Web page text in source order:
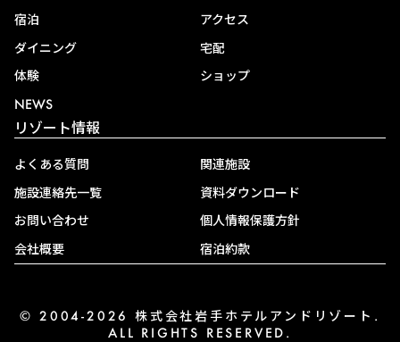
宿泊
ダイニング
体験
NEWS
アクセス
宅配
ショップ
リゾート情報
よくある質問
施設連絡先一覧
お問い合わせ
会社概要
関連施設
資料ダウンロード
個人情報保護方針
宿泊約款
© 2004-2026 株式会社岩手ホテルアンドリゾート.
ALL RIGHTS RESERVED.